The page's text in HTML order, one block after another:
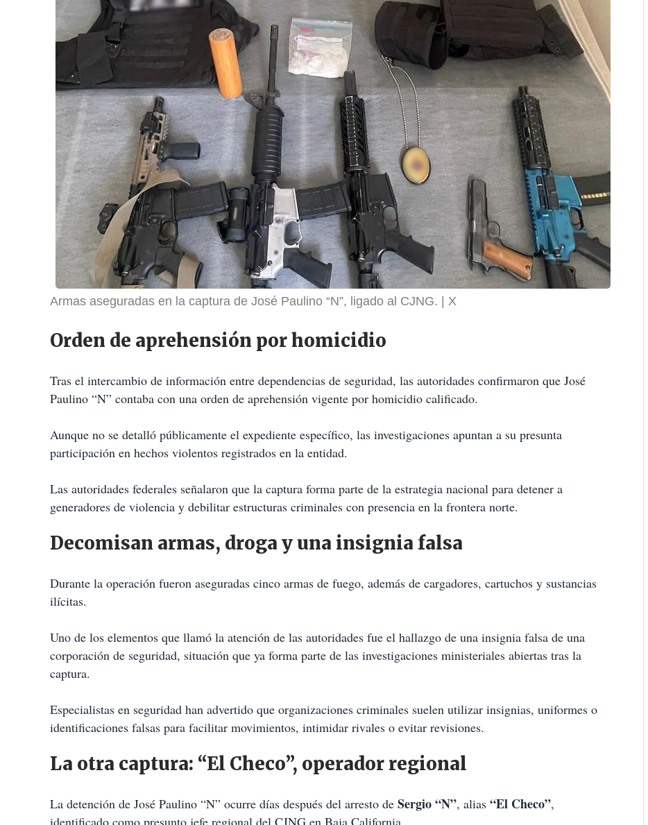
Armas aseguradas en la captura de José Paulino “N”, ligado al CJNG. X
Orden de aprehensión por homicidio
Tras el intercambio de información entre dependencias de seguridad, las autoridades confirmaron que José
Paulino “N” contaba con una orden de aprehensión vigente por homicidio calificado.
Aunque no se detalló públicamente el expediente específico, las investigaciones apuntan a su presunta
participación en hechos violentos registrados en la entidad.
Las autoridades federales señalaron que la captura forma parte de la estrategia nacional para detener a
generadores de violencia y debilitar estructuras criminales con presencia en la frontera norte.
Decomisan armas, droga y una insignia falsa
Durante la operación fueron aseguradas cinco armas de fuego, además de cargadores, cartuchos y sustancias
ilícitas.
Uno de los elementos que llamó la atención de las autoridades fue el hallazgo de una insignia falsa de una
corporación de seguridad, situación que ya forma parte de las investigaciones ministeriales abiertas tras la
captura.
Especialistas en seguridad han advertido que organizaciones criminales suelen utilizar insignias, uniformes o
identificaciones falsas para facilitar movimientos, intimidar rivales o evitar revisiones.
La otra captura: “El Checo”, operador regional
La detención de José Paulino “N” ocurre días después del arresto de Sergio “N”, alias “El Checo”,